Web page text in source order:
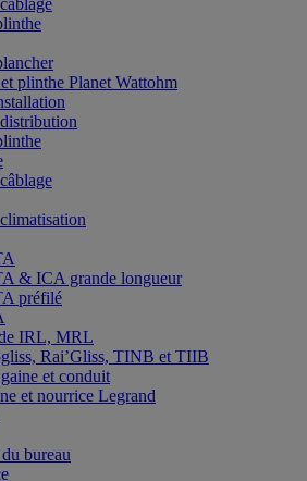
plinthe Planet Wattohm
& ICA grande longueur
préfilé
IRL, MRL
Rai’Gliss, TINB et TIIB
et conduit
et nourrice Legrand
bureau